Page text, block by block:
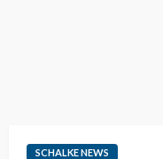
SCHALKE NEWS